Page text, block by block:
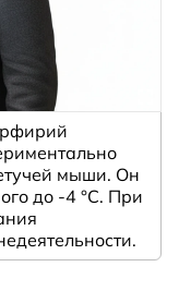
мыши. Он
до -4 °C. При